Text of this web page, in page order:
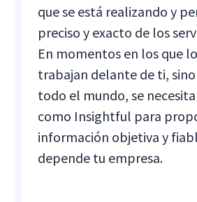
que se está realizando y
preciso y exacto de los
En momentos en los que
trabajan delante de ti,
todo el mundo, se
como Insightful para
información objetiva y
depende tu empresa.